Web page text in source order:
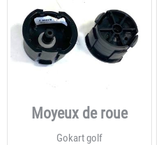
Moyeux de roue
Gokart golf